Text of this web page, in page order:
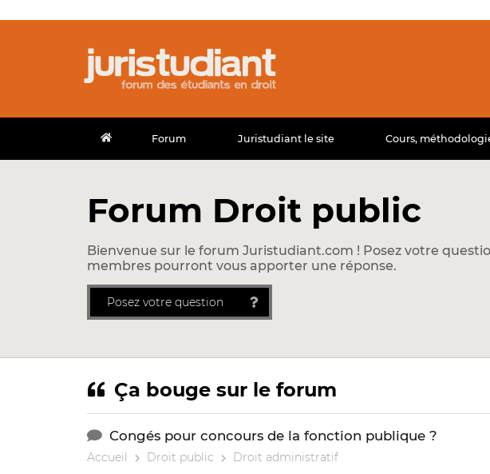
Forum Juristudiant le site Cours,
Forum Droit public
Bienvenue sur le forum Juristudiant.com ! Posez votre
membres pourront vous apporter une réponse.
Posez votre question
Ça bouge sur le forum
Congés pour concours de la fonction publique ?
Accueil Droit public Droit administratif